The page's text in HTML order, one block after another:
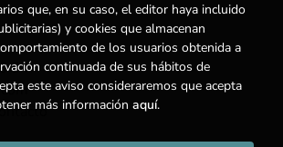
54
que, en su caso, el editor haya incluido
y cookies que almacenan
de los usuarios obtenida a
continuada de sus hábitos de
este aviso consideraremos que acepta
más información aquí.